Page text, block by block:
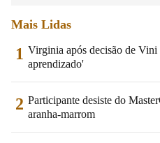
Mais Lidas
1 Virginia após decisão de
aprendizado'
2 Participante desiste do
aranha-marrom